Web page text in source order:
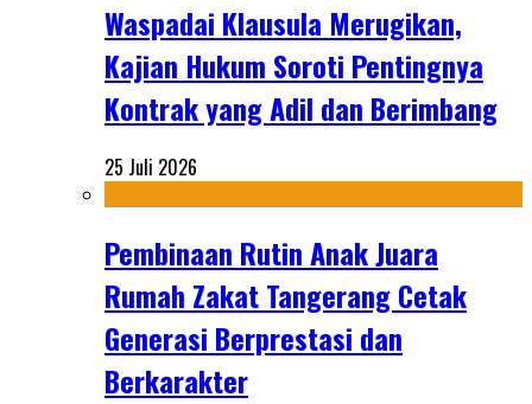
Waspadai Klausula Merugikan,
Kajian Hukum Soroti Pentingnya
Kontrak yang Adil dan Berimbang
25 Juli 2026
Pembinaan Rutin Anak Juara
Rumah Zakat Tangerang Cetak
Generasi Berprestasi dan
Berkarakter